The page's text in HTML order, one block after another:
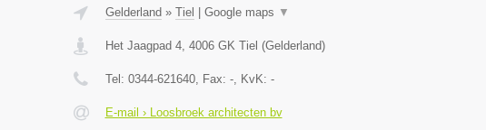
Gelderland » Tiel Google maps ▼
Het Jaagpad 4, 4006 GK Tiel (Gelderland)
Tel: 0344-621640, Fax: -, KvK: -
E-mail › Loosbroek architecten bv